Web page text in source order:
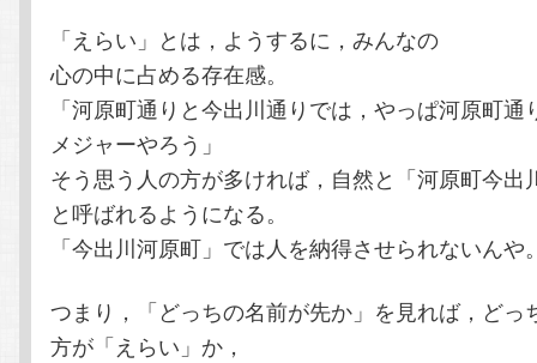
「えらい」とは，ようするに，みんなの
心の中に占める存在感。
「河原町通りと今出川通りでは，やっぱ河原町通
メジャーやろう」
そう思う人の方が多ければ，自然と「河原町今出
と呼ばれるようになる。
「今出川河原町」では人を納得させられないんや
つまり，「どっちの名前が先か」を見れば，どっ
方が「えらい」か，